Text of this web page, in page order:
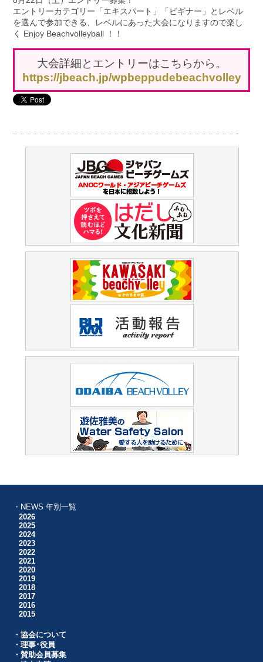
エントリーカテゴリー「エキスパート」「ビギナー」とレベル
を選んで参加できる、レベルにあった大会になりますので楽し
く Enjoy Beachvolleyball ！！
大会詳細とエントリーはこちらから。
https://jbeach.jp/wpbeppudebeachvolley
・NEWS 年別一覧
2026
2025
2024
2023
2022
2021
2020
2019
2018
2017
2016
2015
・協会について
・理事･役員
・賛助会員募集